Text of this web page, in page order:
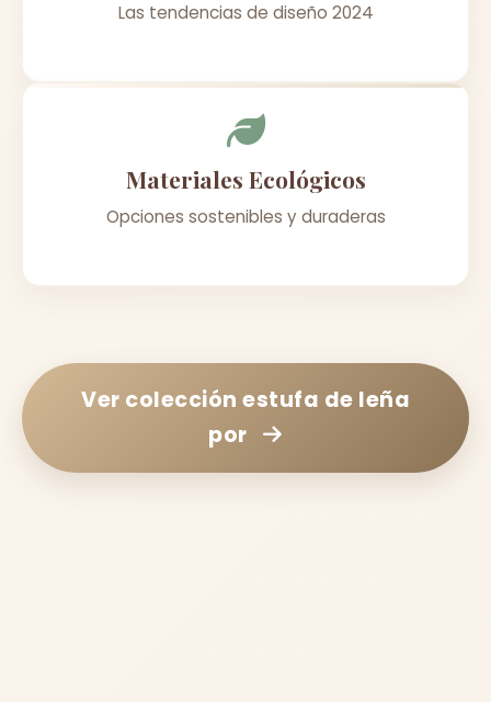
Las tendencias de diseño 2024
Materiales Ecológicos
Opciones sostenibles y duraderas
Ver colección estufa de leña
por